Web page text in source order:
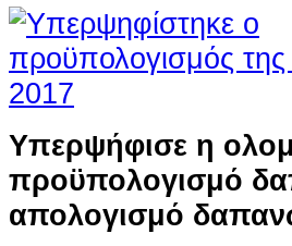
Υπερψήφισε η
προϋπολογισμό
απολογισμό